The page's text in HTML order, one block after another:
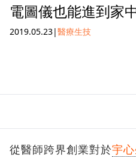
電圖儀也能進到家
2019.05.23|醫療生技
從醫師跨界創業對於宇